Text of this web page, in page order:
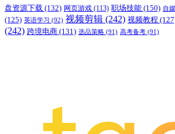
盘资源下载 (132) 网页游戏 (113) 职场技能 (150) 自
(125) 英语学习 (92) 视频剪辑 (242) 视频教程
(242) 跨境电商 (131) 选品策略 (91) 高考备考 (91)